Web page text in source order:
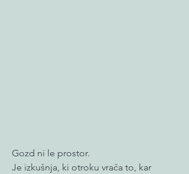
Gozd ni le prostor.
Je izkušnja, ki otroku vrača to, kar